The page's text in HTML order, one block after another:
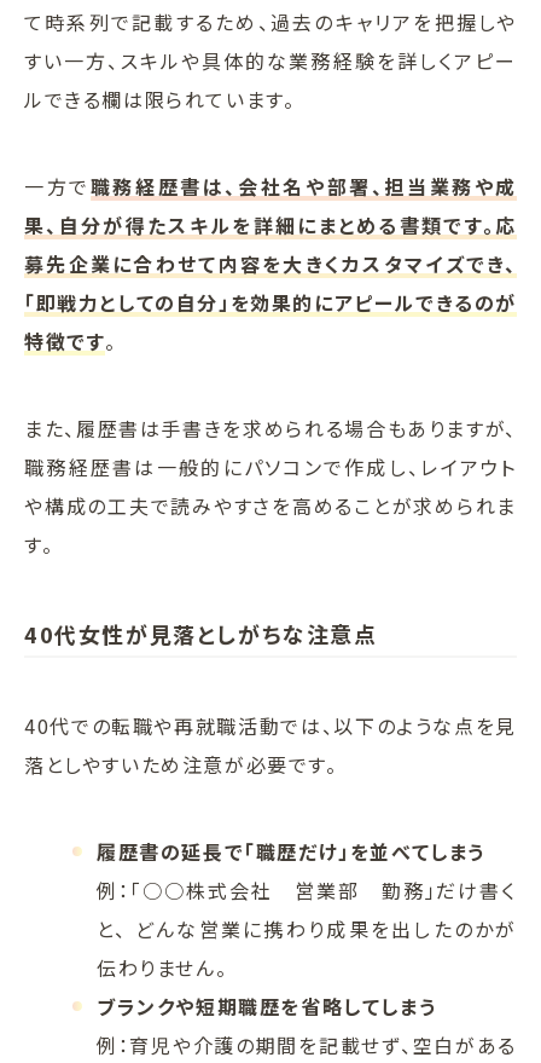
て時系列で記載するため、過去のキャリアを把握しや
すい一方、スキルや具体的な業務経験を詳しくアピー
ルできる欄は限られています。
一方で職務経歴書は、会社名や部署、担当業務や成
果、自分が得たスキルを詳細にまとめる書類です。応
募先企業に合わせて内容を大きくカスタマイズでき、
「即戦力としての自分」を効果的にアピールできるのが
特徴です。
また、履歴書は手書きを求められる場合もありますが、
職務経歴書は一般的にパソコンで作成し、レイアウト
や構成の工夫で読みやすさを高めることが求められま
す。
40代女性が見落としがちな注意点
40代での転職や再就職活動では、以下のような点を見
落としやすいため注意が必要です。
履歴書の延長で「職歴だけ」を並べてしまう
例：「○○株式会社 営業部 勤務」だけ書く
と、 どんな営業に携わり成果を出したのかが
伝わりません。
ブランクや短期職歴を省略してしまう
例：育児や介護の期間を記載せず、空白がある